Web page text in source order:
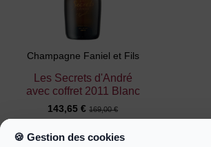
Champagne Faniel et Fils
Les Secrets d'André
avec coffret 2011 Blanc
143,65 €169,00 €
🍪 Gestion des cookies